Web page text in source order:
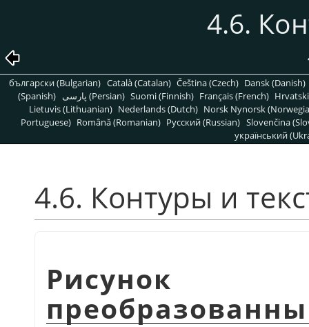
4.6.
български (Bulgarian) Català (Catalan) Čeština (Czech) Dansk (Danish)
(Spanish)
پارسی (Persian) Suomi (Finnish) Français (French)
Lietuvis (Lithuanian) Nederlands (Dutch) Norsk Nynorsk
Portuguese) Română (Romanian) Pусский (Russian) Slovenčina
український
4.6. Контуры и
Рисунок